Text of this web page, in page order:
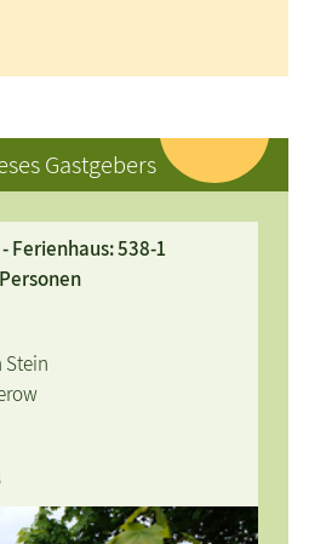
Gastgebers
Ferienhaus: 538-1
Stein